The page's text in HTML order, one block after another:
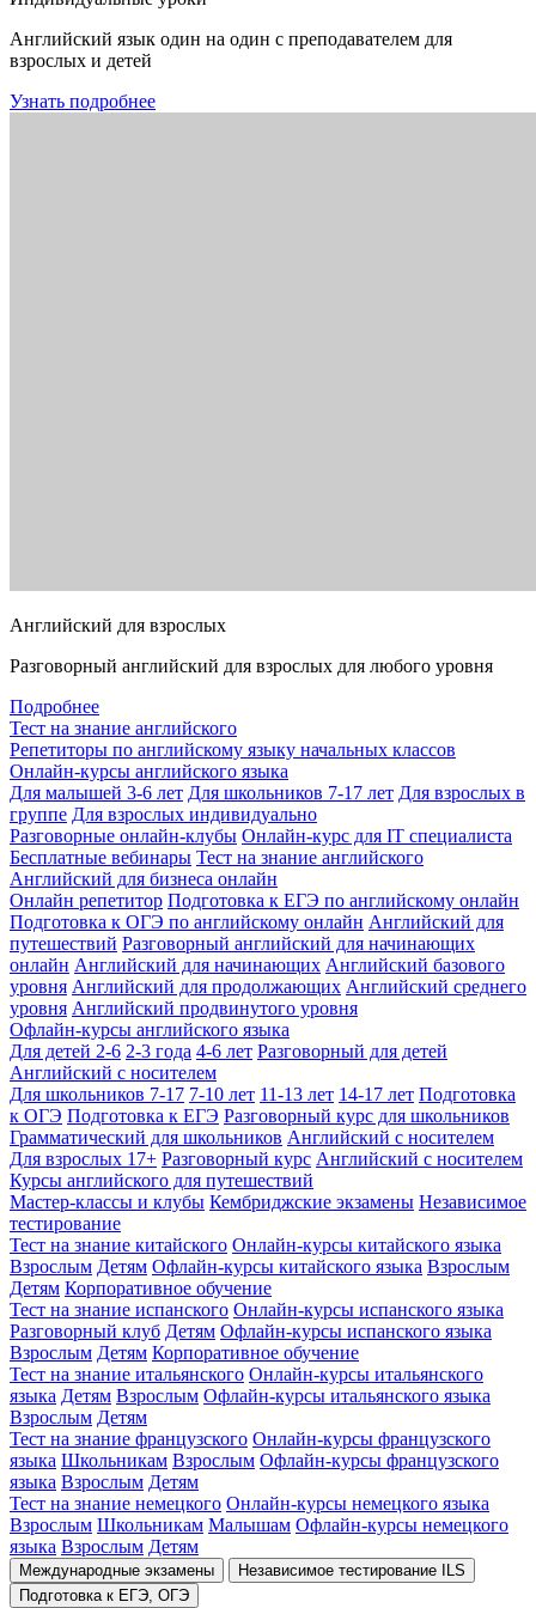
Английский язык один на один с преподавателем для
взрослых и детей
Узнать подробнее
Английский для взрослых
Разговорный английский для взрослых для любого уровня
Подробнее
Тест на знание английского
Репетиторы по английскому языку начальных классов
Онлайн-курсы английского языка
Для малышей 3-6 лет Для школьников 7-17 лет Для взрослых в
группе Для взрослых индивидуально
Разговорные онлайн-клубы Онлайн-курс для IT специалиста
Бесплатные вебинары Тест на знание английского
Английский для бизнеса онлайн
Онлайн репетитор Подготовка к ЕГЭ по английскому онлайн
Подготовка к ОГЭ по английскому онлайн Английский для
путешествий Разговорный английский для начинающих
онлайн Английский для начинающих Английский базового
уровня Английский для продолжающих Английский среднего
уровня Английский продвинутого уровня
Офлайн-курсы английского языка
Для детей 2-6 2-3 года 4-6 лет Разговорный для детей
Английский с носителем
Для школьников 7-17 7-10 лет 11-13 лет 14-17 лет Подготовка
к ОГЭ Подготовка к ЕГЭ Разговорный курс для школьников
Грамматический для школьников Английский с носителем
Для взрослых 17+ Разговорный курс Английский с носителем
Курсы английского для путешествий
Мастер-классы и клубы Кембриджские экзамены Независимое
тестирование
Тест на знание китайского Онлайн-курсы китайского языка
Взрослым Детям Офлайн-курсы китайского языка Взрослым
Детям Корпоративное обучение
Тест на знание испанского Онлайн-курсы испанского языка
Разговорный клуб Детям Офлайн-курсы испанского языка
Взрослым Детям Корпоративное обучение
Тест на знание итальянского Онлайн-курсы итальянского
языка Детям Взрослым Офлайн-курсы итальянского языка
Взрослым Детям
Тест на знание французского Онлайн-курсы французского
языка Школьникам Взрослым Офлайн-курсы французского
языка Взрослым Детям
Тест на знание немецкого Онлайн-курсы немецкого языка
Взрослым Школьникам Малышам Офлайн-курсы немецкого
языка Взрослым Детям
Международные экзамены
Независимое тестирование ILS
Подготовка к ЕГЭ, ОГЭ